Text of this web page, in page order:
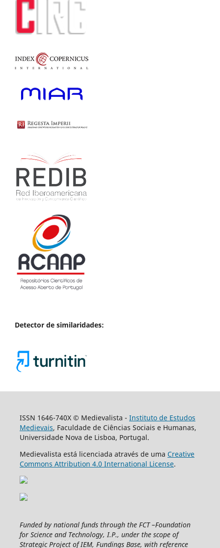
Detector de similaridades:
ISSN 1646-740X © Medievalista - Instituto de Estudos
Medievais, Faculdade de Ciências Sociais e Humanas,
Universidade Nova de Lisboa, Portugal.
Medievalista está licenciada através de uma Creative
Commons Attribution 4.0 International License.
Funded by national funds through the FCT –Foundation
for Science and Technology, I.P., under the scope of
Strategic Project of IEM, Fundings Base, with reference